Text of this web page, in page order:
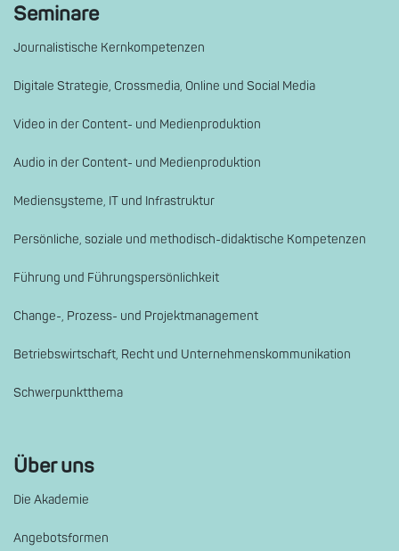
Seminare
Journalistische Kernkompetenzen
Digitale Strategie, Crossmedia, Online und Social Media
Video in der Content- und Medienproduktion
Audio in der Content- und Medienproduktion
Mediensysteme, IT und Infrastruktur
Persönliche, soziale und methodisch-didaktische Kompetenzen
Führung und Führungspersönlichkeit
Change-, Prozess- und Projektmanagement
Betriebswirtschaft, Recht und Unternehmenskommunikation
Schwerpunktthema
Über uns
Die Akademie
Angebotsformen